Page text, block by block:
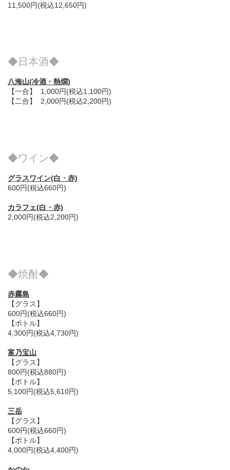
11,500円(税込12,650円)
◆日本酒◆
八海山(冷酒・熱燗)
【一合】 1,000円(税込1,100円)
【二合】 2,000円(税込2,200円)
◆ワイン◆
グラスワイン(白・赤)
600円(税込660円)
カラフェ(白・赤)
2,000円(税込2,200円)
◆焼酎◆
赤霧島
【グラス】
600円(税込660円)
【ボトル】
4,300円(税込4,730円)
富乃宝山
【グラス】
800円(税込880円)
【ボトル】
5,100円(税込5,610円)
三岳
【グラス】
600円(税込660円)
【ボトル】
4,000円(税込4,400円)